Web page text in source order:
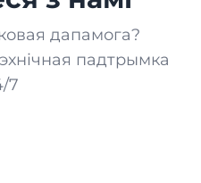
дапамога?
падтрымка
7